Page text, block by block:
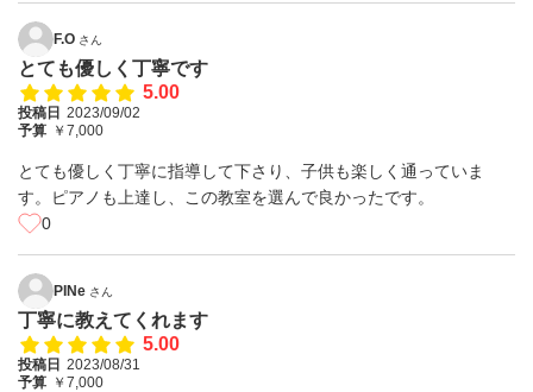
F.O さん
とても優しく丁寧です
5.00
投稿日 2023/09/02
予算 ￥7,000
とても優しく丁寧に指導して下さり、子供も楽しく通っていま
す。ピアノも上達し、この教室を選んで良かったです。
0
PINe さん
丁寧に教えてくれます
5.00
投稿日 2023/08/31
予算 ￥7,000